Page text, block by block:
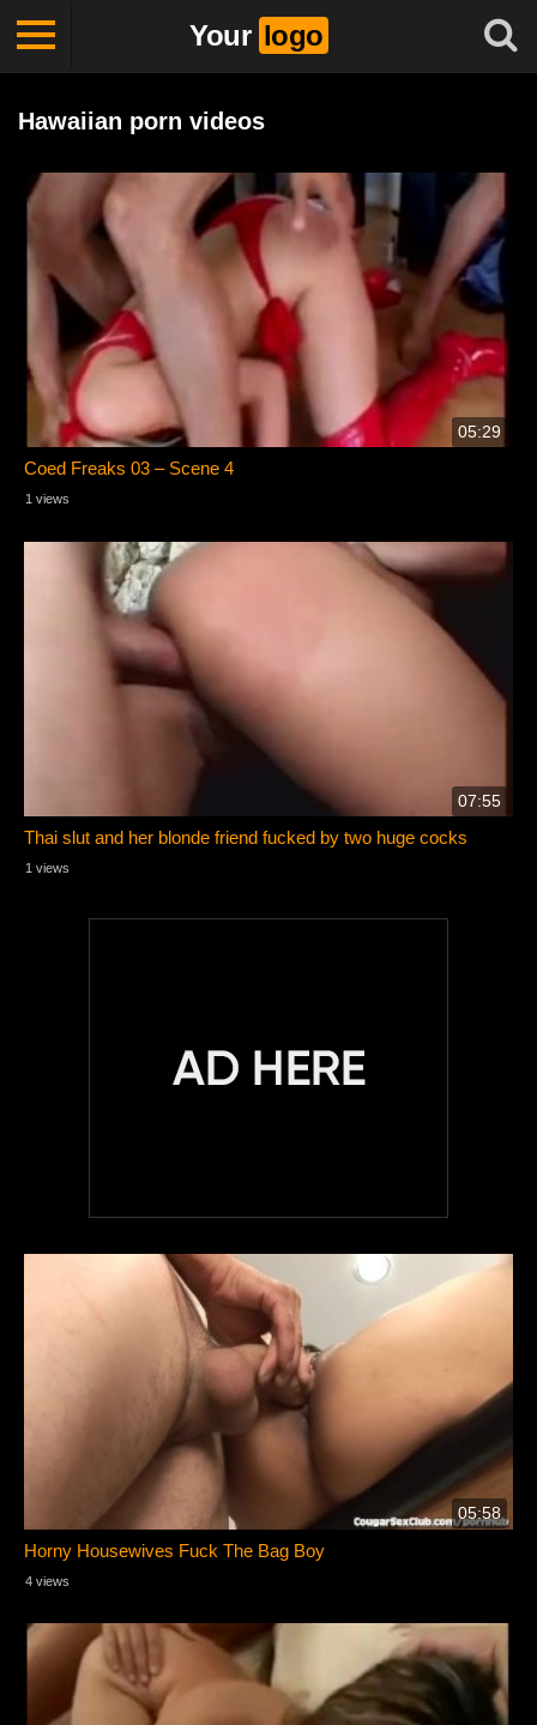
Your logo
Hawaiian porn videos
05:29
Coed Freaks 03 – Scene 4
1 views
07:55
Thai slut and her blonde friend fucked by two huge cocks
1 views
05:58
Horny Housewives Fuck The Bag Boy
4 views